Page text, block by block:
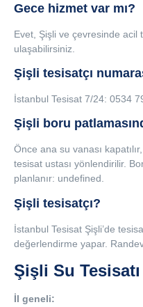
Gece hizmet var mı?
Evet, Şişli ve çevresinde
ulaşabilirsiniz.
Şişli tesisatçı
İstanbul Tesisat 7/24: 0534
Şişli boru
Önce ana su vanası
tesisat ustası yönlendirilir.
planlanır: undefined.
Şişli tesisatçı?
İstanbul Tesisat Şişli’de
değerlendirme yapar.
Şişli Su
İl geneli: